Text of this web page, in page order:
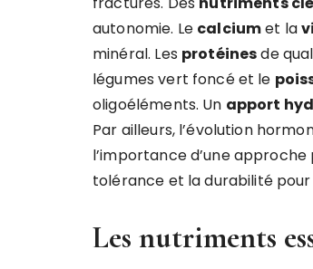
autonomie. Le calciumet la
minéral. Les protéinesde
légumes vert foncé et le
oligoéléments. Un apport
Par ailleurs, l’évolution
l’importance d’une
tolérance et la durabilité
Les nutriments